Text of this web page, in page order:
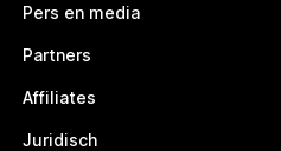
Pers en media
Partners
Affiliates
Juridisch